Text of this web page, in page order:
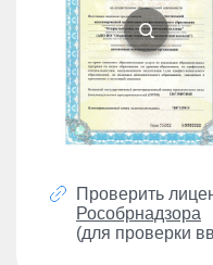
Проверить
Рособрнадзора
(для проверки